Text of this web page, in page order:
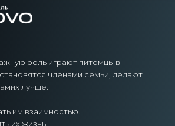
роль играют питомцы в
членами семьи, делают
лучше.
им взаимностью.
их жизнь.